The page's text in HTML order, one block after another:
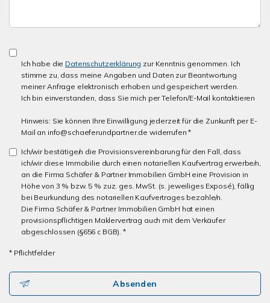
Ich habe die Datenschutzerklärung zur Kenntnis genommen. Ich
stimme zu, dass meine Angaben und Daten zur Beantwortung
meiner Anfrage elektronisch erhoben und gespeichert werden.
Ich bin einverstanden, dass Sie mich per Telefon/E-Mail kontaktieren
Hinweis: Sie können Ihre Einwilligung jederzeit für die Zunkunft per E-
Mail an info@schaeferundpartner.de widerrufen *
Ich/wir bestätige/n die Provisionsvereinbarung für den Fall, dass
ich/wir diese Immobilie durch einen notariellen Kaufvertrag erwerbe/n,
an die Firma Schäfer & Partner Immobilien GmbH eine Provision in
Höhe von 3 % bzw. 5 % zuz. ges. MwSt. (s. jeweiliges Exposé), fällig
bei Beurkundung des notariellen Kaufvertrages bezahle/n.
Die Firma Schäfer & Partner Immobilien GmbH hat einen
provisionspflichtigen Maklervertrag auch mit dem Verkäufer
abgeschlossen (§656 c BGB). *
* Pflichtfelder
Absenden